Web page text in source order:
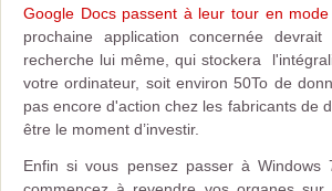
Google Docs passent à leur tour en
prochaine application concernée
recherche lui même, qui stockera
votre ordinateur, soit environ 50To de
pas encore d'action chez les fabricants de
être le moment d’investir.
Enfin si vous pensez passer à Windows